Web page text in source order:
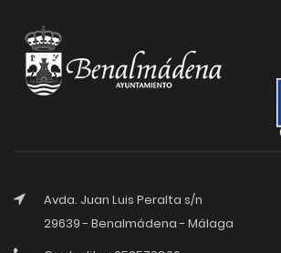
Avda. Juan Luis Peralta s/n
29639 - Benalmádena - Málaga